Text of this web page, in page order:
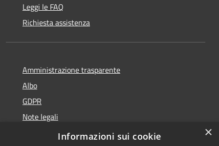
Leggi le FAQ
Richiesta assistenza
Amministrazione trasparente
Albo
GDPR
Note legali
Dichiarazione di accessibilità
×
Informazioni sui cookie